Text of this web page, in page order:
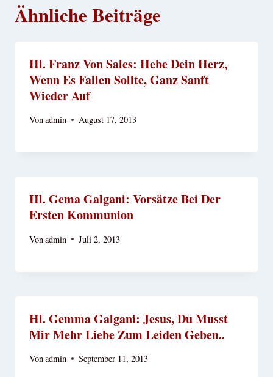
Ähnliche Beiträge
Hl. Franz Von Sales: Hebe Dein Herz,
Wenn Es Fallen Sollte, Ganz Sanft
Wieder Auf
Vonadmin August 17, 2013
Hl. Gema Galgani: Vorsätze Bei Der
Ersten Kommunion
Vonadmin Juli 2, 2013
Hl. Gemma Galgani: Jesus, Du Musst
Mir Mehr Liebe Zum Leiden Geben..
Vonadmin September 11, 2013